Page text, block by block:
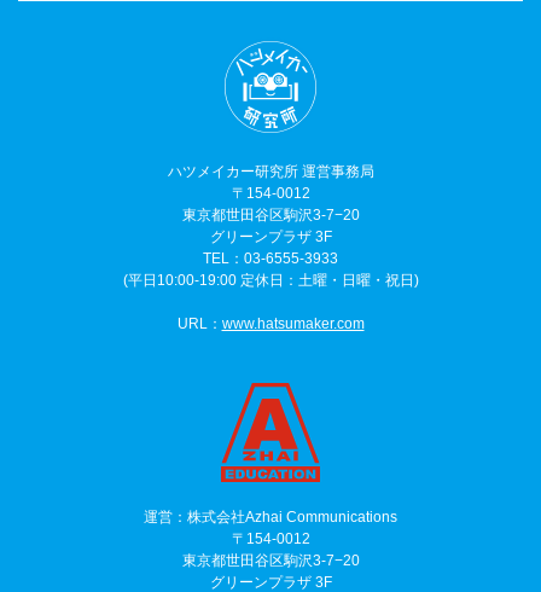
ハツメイカー研究所 運営事務局
〒154-0012
東京都世田谷区駒沢3-7−20
グリーンプラザ 3F
TEL：03-6555-3933
(平日10:00-19:00 定休日：土曜・日曜・祝日)
URL： www.hatsumaker.com
運営：株式会社Azhai Communications
〒154-0012
東京都世田谷区駒沢3-7−20
グリーンプラザ 3F